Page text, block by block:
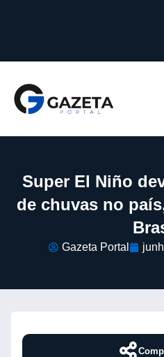
Super El Niño
de chuvas no
Gazeta Portal